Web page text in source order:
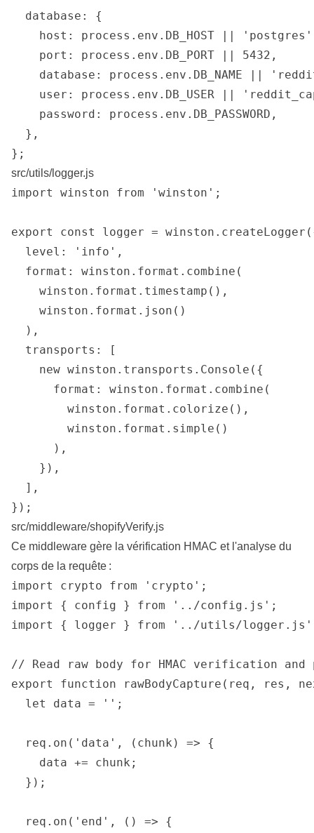
  database: {
host: process.env.DB_HOST ||
    port: process.env.DB_PORT || 5432,
database: process.env.DB_NAME ||
user: process.env.DB_USER ||
    password: process.env.DB_PASSWORD,
  },
src/utils/logger.js
import winston from 'winston';
export const logger =
  level: 'info',
  format: winston.format.combine(
    winston.format.timestamp(),
    winston.format.json()
  ),
  transports: [
    new winston.transports.Console({
      format: winston.format.combine(
        winston.format.colorize(),
        winston.format.simple()
      ),
    }),
  ],
src/middleware/shopifyVerify.js
Ce middleware gère la vérification HMAC et l'analyse du
corps de la requête :
import crypto from 'crypto';
import { config } from '../config.js';
import { logger } from '../utils/
// Read raw body for HMAC verification and
export function rawBodyCapture(req, res,
  let data = '';
  req.on('data', (chunk) => {
    data += chunk;
  });
  req.on('end', () => {